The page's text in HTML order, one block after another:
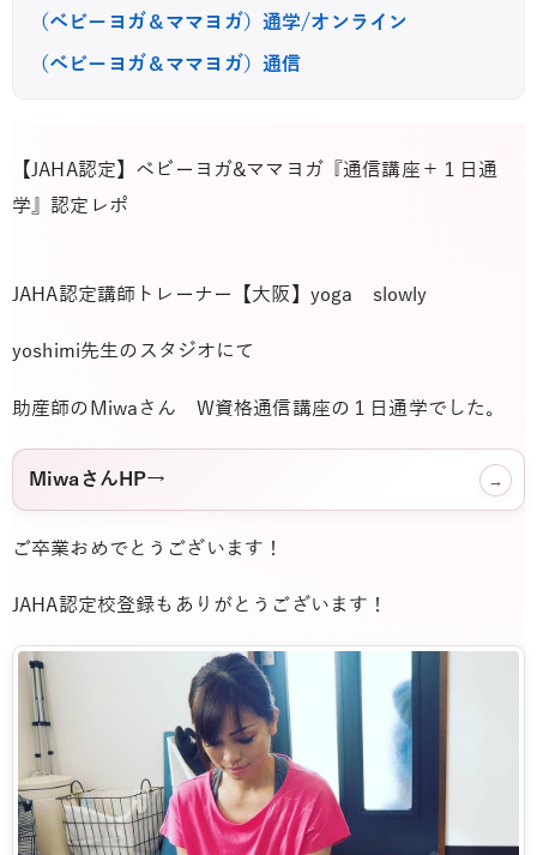
（ベビーヨガ＆ママヨガ）通学/オンライン
（ベビーヨガ＆ママヨガ）通信
【JAHA認定】ベビーヨガ&ママヨガ『通信講座＋１日通
学』認定レポ
JAHA認定講師トレーナー【大阪】yoga slowly
yoshimi先生のスタジオにて
助産師のMiwaさん W資格通信講座の１日通学でした。
MiwaさんHP→ →
ご卒業おめでとうございます！
JAHA認定校登録もありがとうございます！